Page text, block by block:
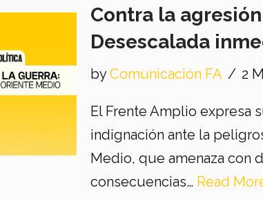
Contra la
Desescalada
byComunicación FA 2
El Frente Amplio expresa
indignación ante la
Medio, que amenaza con
consecuencias… Read